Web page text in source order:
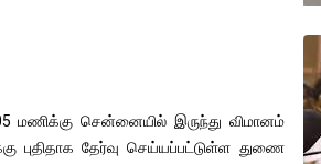
மணிக்கு சென்னையில் இருந்து விமானம்
புதிதாக தேர்வு செய்யப்பட்டுள்ள துணை